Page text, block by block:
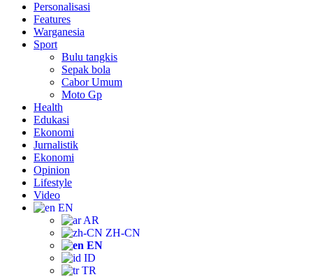
Personalisasi
Features
Warganesia
Sport
Bulu tangkis
Sepak bola
Cabor Umum
Moto Gp
Health
Edukasi
Ekonomi
Jurnalistik
Ekonomi
Opinion
Lifestyle
Video
EN
AR
ZH-CN
EN
ID
TR